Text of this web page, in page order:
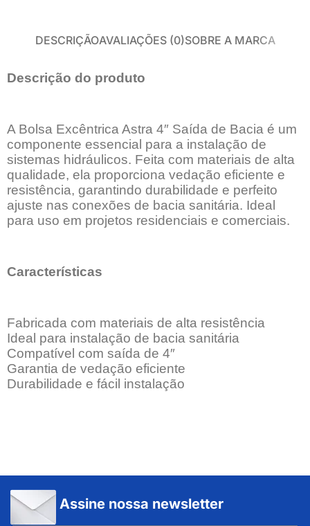
DESCRIÇÃOAVALIAÇÕES (0)SOBRE A MARCA
Descrição do produto
A Bolsa Excêntrica Astra 4″ Saída de Bacia é um
componente essencial para a instalação de
sistemas hidráulicos. Feita com materiais de alta
qualidade, ela proporciona vedação eficiente e
resistência, garantindo durabilidade e perfeito
ajuste nas conexões de bacia sanitária. Ideal
para uso em projetos residenciais e comerciais.
Características
Fabricada com materiais de alta resistência
Ideal para instalação de bacia sanitária
Compatível com saída de 4″
Garantia de vedação eficiente
Durabilidade e fácil instalação
Assine nossa newsletter